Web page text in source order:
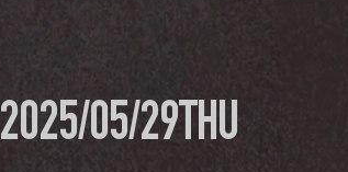
2025/05/29THU